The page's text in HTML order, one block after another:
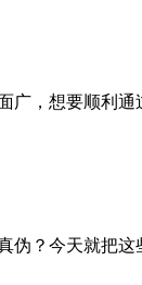
，想要顺利
伪？今天就把